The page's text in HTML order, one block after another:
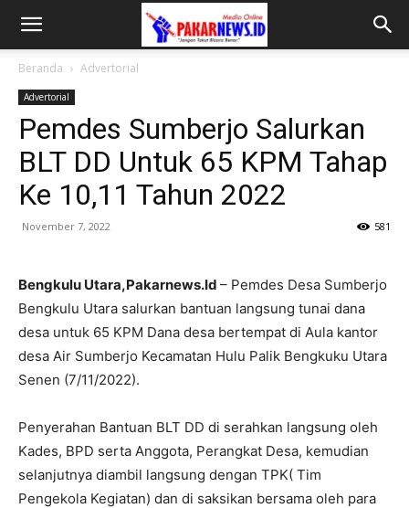
Beranda Advertorial
Advertorial
Pemdes Sumberjo Salurkan
BLT DD Untuk 65 KPM Tahap
Ke 10,11 Tahun 2022
November 7, 2022 581
Bengkulu Utara,Pakarnews.Id – Pemdes Desa Sumberjo
Bengkulu Utara salurkan bantuan langsung tunai dana
desa untuk 65 KPM Dana desa bertempat di Aula kantor
desa Air Sumberjo Kecamatan Hulu Palik Bengkuku Utara
Senen (7/11/2022).
Penyerahan Bantuan BLT DD di serahkan langsung oleh
Kades, BPD serta Anggota, Perangkat Desa, kemudian
selanjutnya diambil langsung dengan TPK( Tim
Pengekola Kegiatan) dan di saksikan bersama oleh para